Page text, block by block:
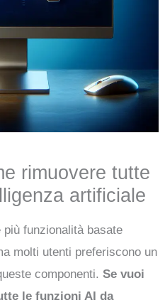
rimuovere tutte
artificiale
funzionalità basate
molti utenti preferiscono un
componenti.Se vuoi
le funzioni AI da